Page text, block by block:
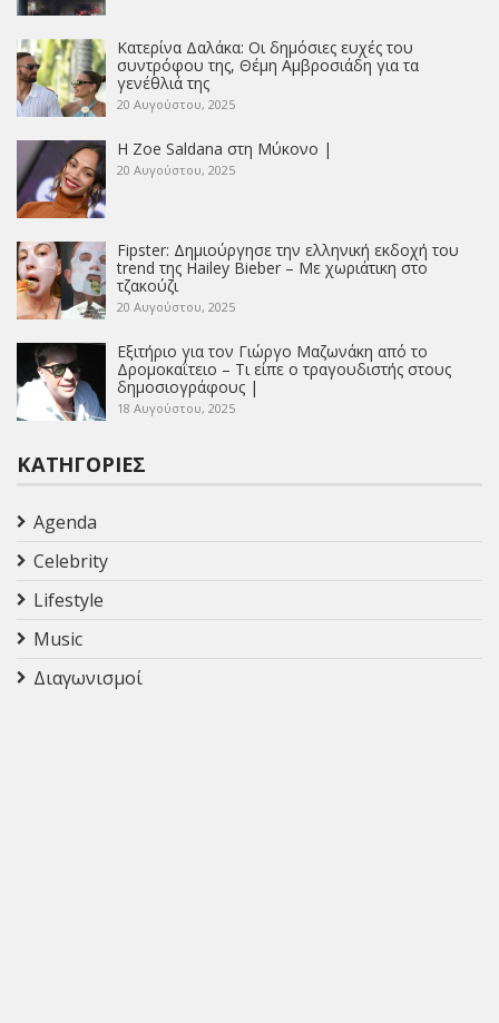
Κατερίνα Δαλάκα: Οι δημόσιες ευχές του
συντρόφου της, Θέμη Αμβροσιάδη για τα
γενέθλιά της
20 Αυγούστου, 2025
Η Zoe Saldana στη Μύκονο |
20 Αυγούστου, 2025
Fipster: Δημιούργησε την ελληνική εκδοχή του
trend της Hailey Bieber – Με χωριάτικη στο
τζακούζι
20 Αυγούστου, 2025
Εξιτήριο για τον Γιώργο Μαζωνάκη από το
Δρομοκαΐτειο – Τι είπε ο τραγουδιστής στους
δημοσιογράφους |
18 Αυγούστου, 2025
ΚΑΤΗΓΟΡΊΕΣ
Agenda
Celebrity
Lifestyle
Music
Διαγωνισμοί